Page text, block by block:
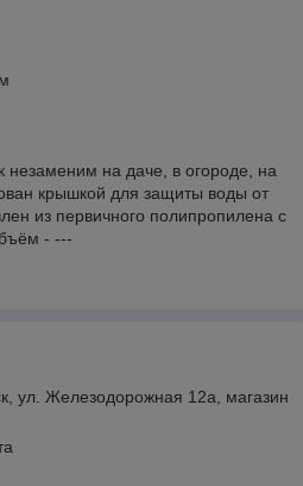
незаменим на даче, в огороде, на
крышкой для защиты воды от
из первичного полипропилена с
- ---
ул. Железодорожная 12а, магазин